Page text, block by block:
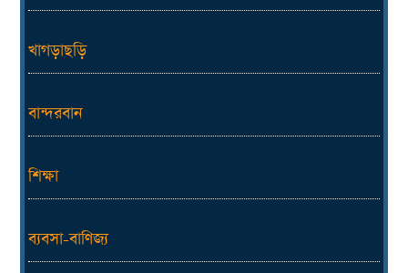
খাগড়াছড়ি
বান্দরবান
শিক্ষা
ব্যবসা-বাণিজ্য